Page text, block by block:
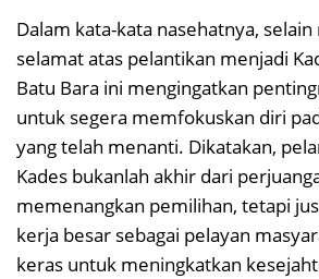
Dalam kata-kata nasehatnya,
selamat atas pelantikan menjadi
Batu Bara ini mengingatkan
untuk segera memfokuskan diri
yang telah menanti. Dikatakan,
Kades bukanlah akhir dari
memenangkan pemilihan, tetapi
kerja besar sebagai pelayan
keras untuk meningkatkan